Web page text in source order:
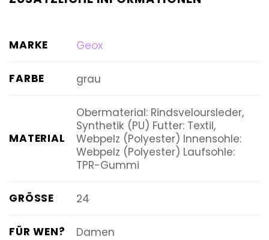
MARKE Geox
FARBE grau
MATERIAL
Obermaterial: Rindsveloursleder,
Synthetik (PU) Futter: Textil,
Webpelz (Polyester) Innensohle:
Webpelz (Polyester) Laufsohle:
TPR-Gummi
GRÖSSE 24
FÜR WEN? Damen